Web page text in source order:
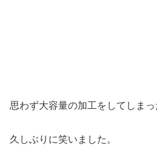
思わず大容量の加工をしてしま
久しぶりに笑いました。